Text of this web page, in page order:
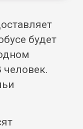
будет
человек.